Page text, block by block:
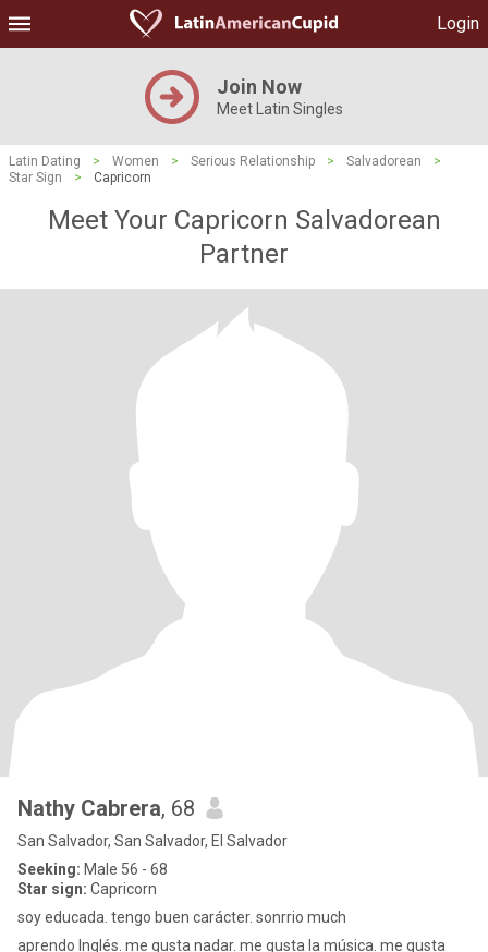
Login
Join Now
Meet Latin Singles
Latin Dating > Women > Serious Relationship > Salvadorean
>
Star Sign
> Capricorn
Meet Your Capricorn Salvadorean
Partner
Nathy Cabrera, 68
San Salvador, San Salvador, El Salvador
Seeking: Male 56 - 68
Star sign: Capricorn
soy educada. tengo buen carácter. sonrrio much
aprendo Inglés. me gusta nadar. me gusta la música. me gusta